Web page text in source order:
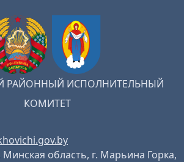
РАЙОННЫЙ ИСПОЛНИТЕЛЬНЫЙ
КОМИТЕТ
Минская область, г. Марьина Горка,